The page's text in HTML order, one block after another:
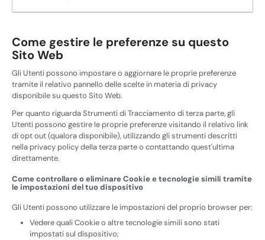
Come gestire le preferenze su questo
Sito Web
Gli Utenti possono impostare o aggiornare le proprie preferenze
tramite il relativo pannello delle scelte in materia di privacy
disponibile su questo Sito Web.
Per quanto riguarda Strumenti di Tracciamento di terza parte, gli
Utenti possono gestire le proprie preferenze visitando il relativo link
di opt out (qualora disponibile), utilizzando gli strumenti descritti
nella privacy policy della terza parte o contattando quest'ultima
direttamente.
Come controllare o eliminare Cookie e tecnologie simili tramite
le impostazioni del tuo dispositivo
Gli Utenti possono utilizzare le impostazioni del proprio browser per:
Vedere quali Cookie o altre tecnologie simili sono stati
impostati sul dispositivo;